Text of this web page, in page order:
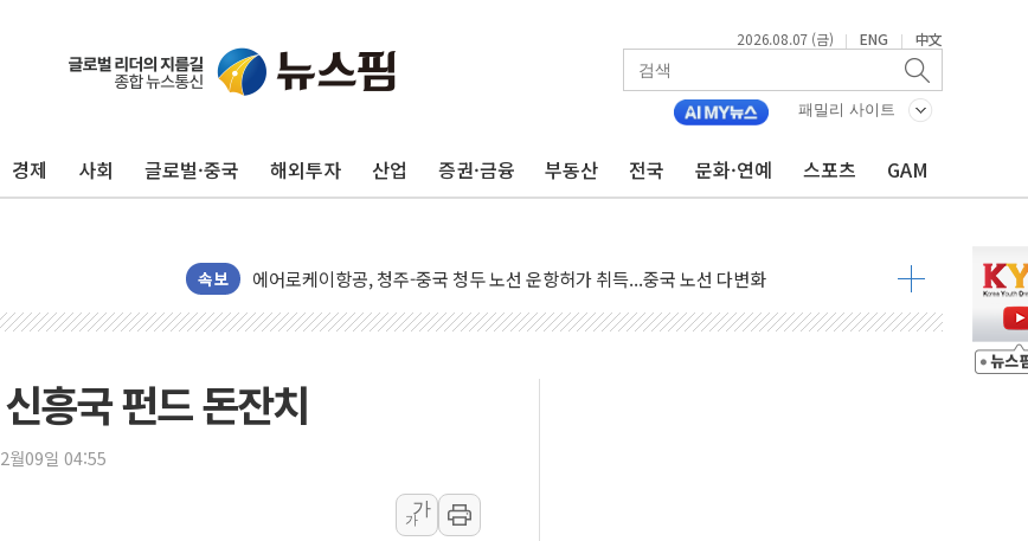
2026.08.07 (금) | ENG | 中文
패밀리 사이트
경제 사회 글로벌·중국 해외투자 산업 증권·금융 부동산 전국 문화·연예 스포츠 GAM
속보
캠코, 5918억원 규모 압류재산 1506건 공매
[종합] 청도 흥선리 야산 산불 1시간36분만에 주불진화....인명피해 없어
한미 법카 제보자 "신동국과 무관…자료는 전·현직 직원으로부터 확보"
에어로케이항공, 청주-중국 청두 노선 운항허가 취득...중국 노선 다변화
네이버, AI 브리핑 도입 후 블로그 창작자 지원 규모 2배 확대
LG헬로비전 '헬로모바일', 교보문고 제휴 전자책 요금제 출시
KTis, 02-114로 카카오 T 택시 호출 서비스
원주시, 첨단의료복합단지 지정 준비 본격화…'AI 데이터 기반 메디테크 혁신허브' 구상
삼척시, 무건리 이끼폭포 생태탐방로 출입 통제
흥국 펀드 돈잔치
월09일 04:55
가
가